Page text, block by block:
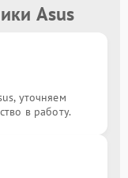
Asus
уточняем
в работу.